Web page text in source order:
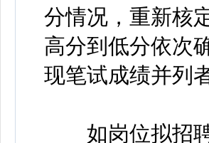
分情况，重新核
高分到低分依次
现笔试成绩并列
如岗位拟招聘